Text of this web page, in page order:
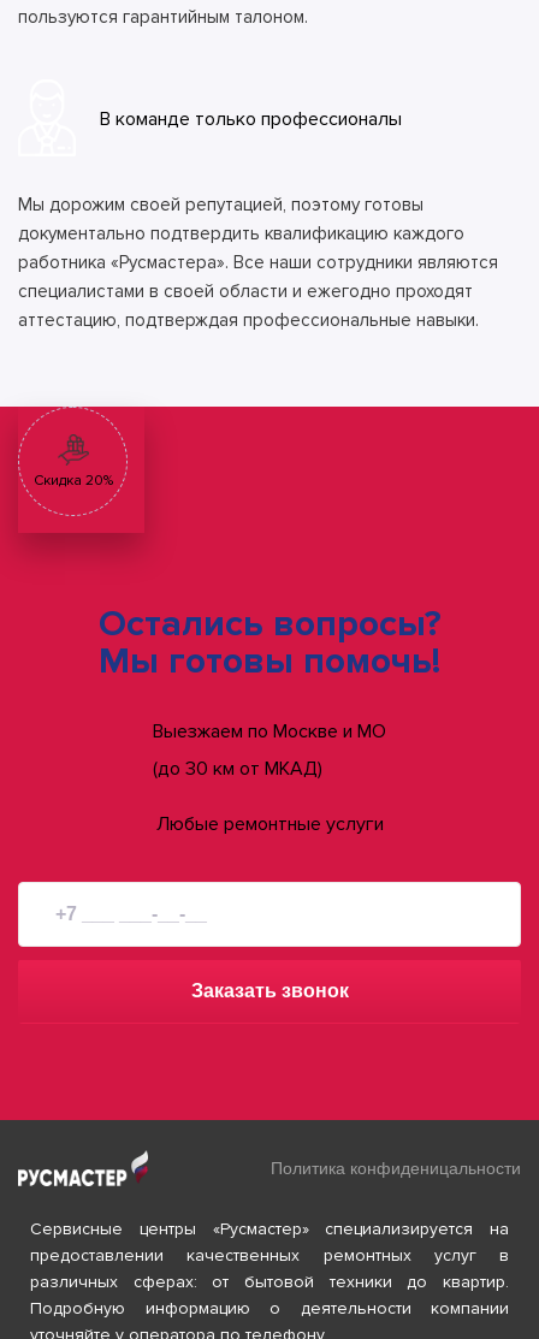
пользуются гарантийным талоном.
В команде только профессионалы
Мы дорожим своей репутацией, поэтому готовы
документально подтвердить квалификацию каждого
работника «Русмастера». Все наши сотрудники являются
специалистами в своей области и ежегодно проходят
аттестацию, подтверждая профессиональные навыки.
Скидка 20%
Остались вопросы?
Мы готовы помочь!
Выезжаем по Москве и МО
(до 30 км от МКАД)
Любые ремонтные услуги
Заказать звонок
Политика конфиденицальности
Сервисные центры «Русмастер» специализируется на
предоставлении качественных ремонтных услуг в
различных сферах: от бытовой техники до квартир.
Подробную информацию о деятельности компании
уточняйте у оператора по телефону.